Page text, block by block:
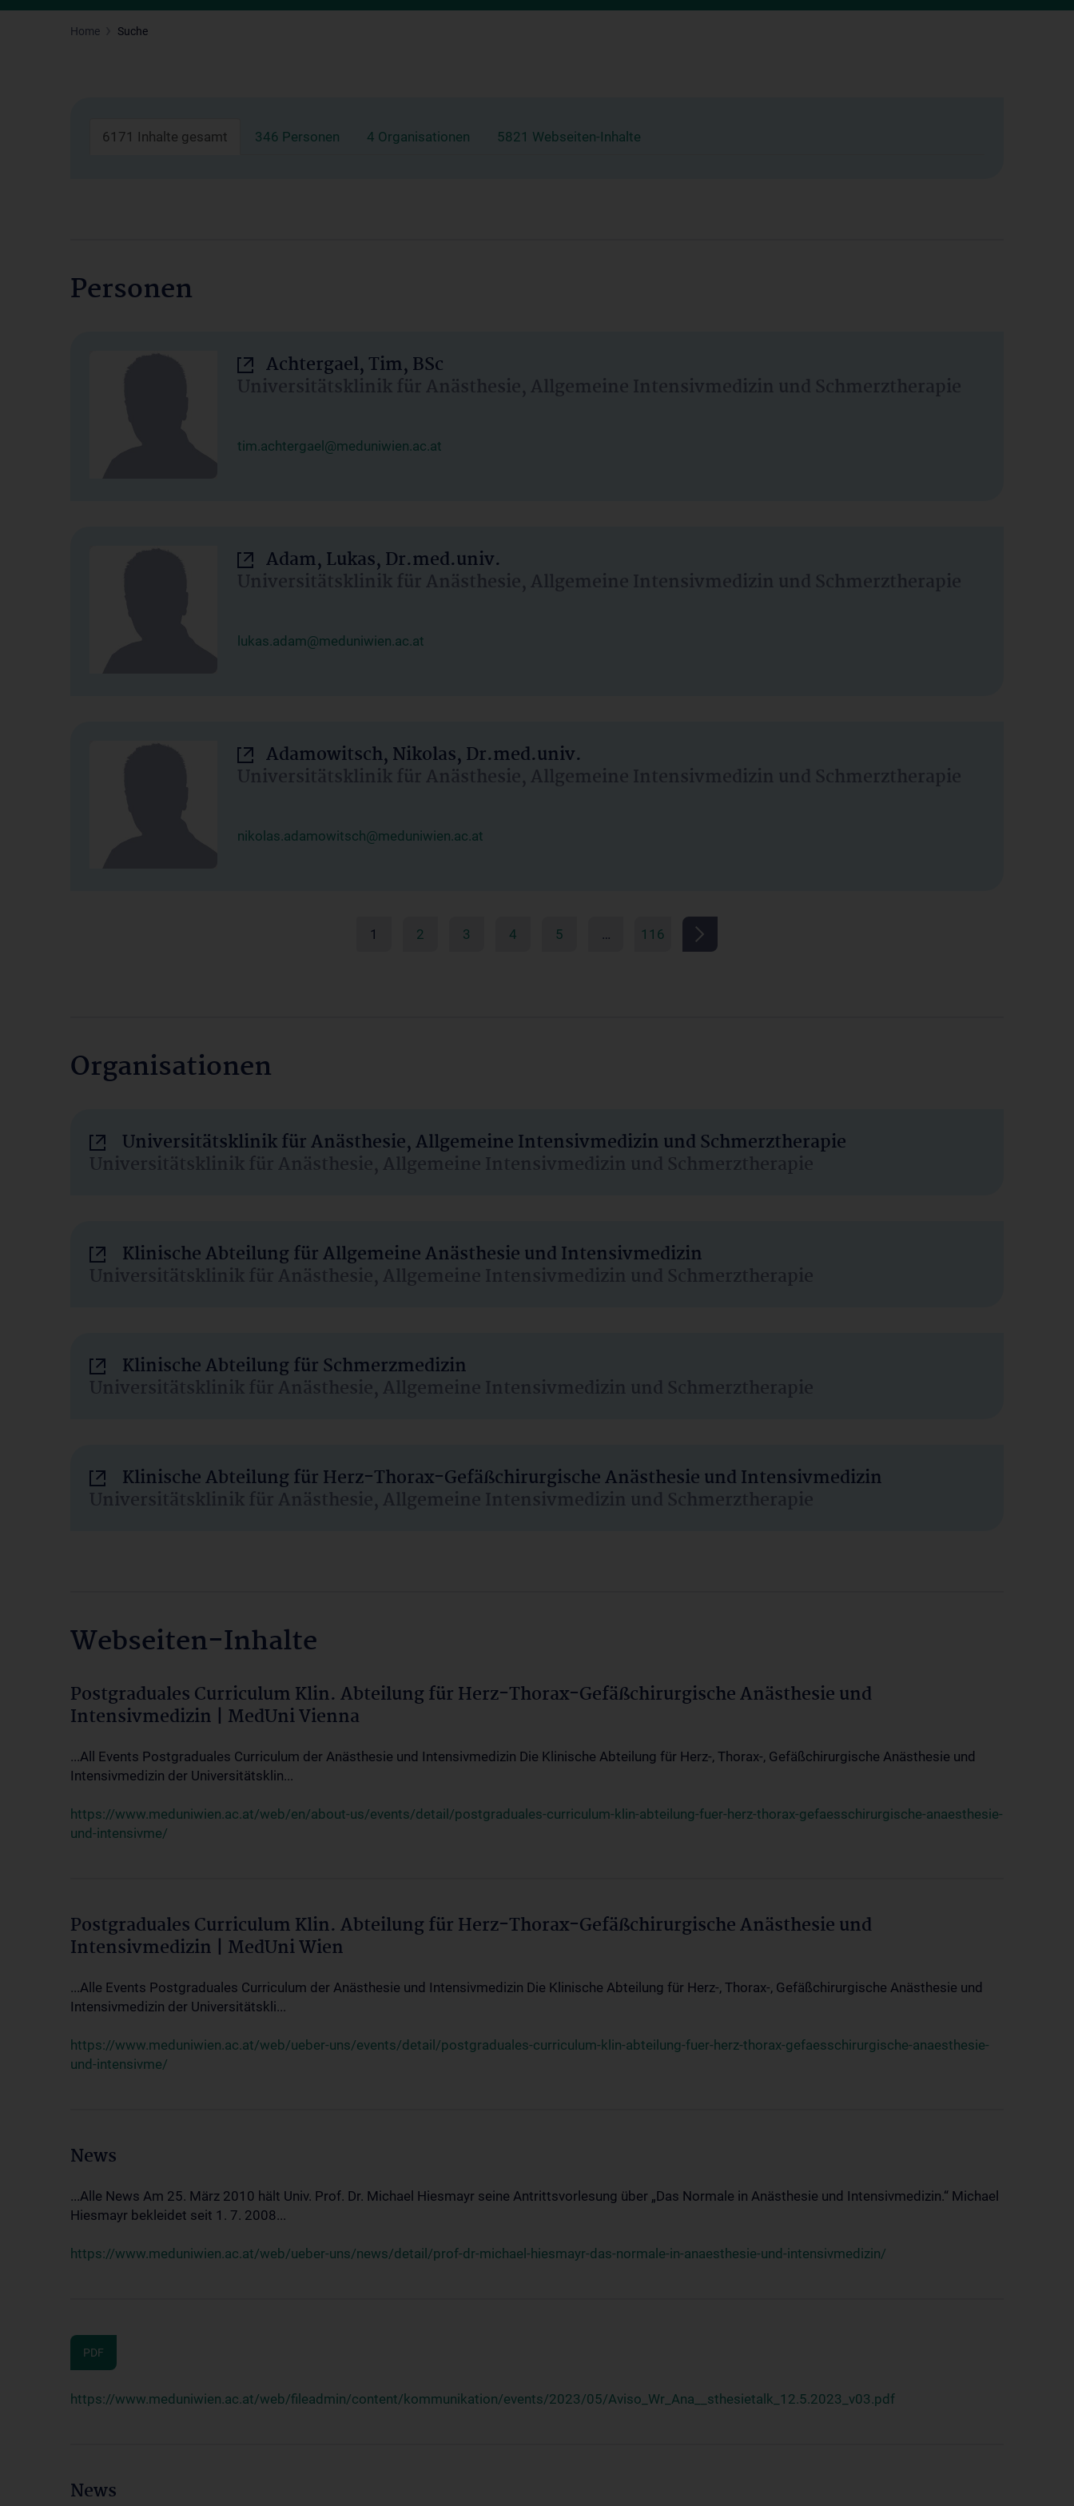
Home Suche
6171 Inhalte gesamt 346 Personen 4 Organisationen 5821 Webseiten-Inhalte
Personen
Achtergael, Tim, BSc
Universitätsklinik für Anästhesie, Allgemeine Intensivmedizin und Schmerztherapie
tim.achtergael@meduniwien.ac.at
Adam, Lukas, Dr.med.univ.
Universitätsklinik für Anästhesie, Allgemeine Intensivmedizin und Schmerztherapie
lukas.adam@meduniwien.ac.at
Adamowitsch, Nikolas, Dr.med.univ.
Universitätsklinik für Anästhesie, Allgemeine Intensivmedizin und Schmerztherapie
nikolas.adamowitsch@meduniwien.ac.at
1 2 3 4 5 … 116
Organisationen
Universitätsklinik für Anästhesie, Allgemeine Intensivmedizin und Schmerztherapie
Universitätsklinik für Anästhesie, Allgemeine Intensivmedizin und Schmerztherapie
Klinische Abteilung für Allgemeine Anästhesie und Intensivmedizin
Universitätsklinik für Anästhesie, Allgemeine Intensivmedizin und Schmerztherapie
Klinische Abteilung für Schmerzmedizin
Universitätsklinik für Anästhesie, Allgemeine Intensivmedizin und Schmerztherapie
Klinische Abteilung für Herz-Thorax-Gefäßchirurgische Anästhesie und Intensivmedizin
Universitätsklinik für Anästhesie, Allgemeine Intensivmedizin und Schmerztherapie
Webseiten-Inhalte
Postgraduales Curriculum Klin. Abteilung für Herz-Thorax-Gefäßchirurgische Anästhesie und
Intensivmedizin | MedUni Vienna
...All Events Postgraduales Curriculum der Anästhesie und Intensivmedizin Die Klinische Abteilung für Herz-, Thorax-, Gefäßchirurgische Anästhesie und
Intensivmedizin der Universitätsklin...
https://www.meduniwien.ac.at/web/en/about-us/events/detail/postgraduales-curriculum-klin-abteilung-fuer-herz-thorax-gefaesschirurgische-anaesthesie-
und-intensivme/
Postgraduales Curriculum Klin. Abteilung für Herz-Thorax-Gefäßchirurgische Anästhesie und
Intensivmedizin | MedUni Wien
...Alle Events Postgraduales Curriculum der Anästhesie und Intensivmedizin Die Klinische Abteilung für Herz-, Thorax-, Gefäßchirurgische Anästhesie und
Intensivmedizin der Universitätskli...
https://www.meduniwien.ac.at/web/ueber-uns/events/detail/postgraduales-curriculum-klin-abteilung-fuer-herz-thorax-gefaesschirurgische-anaesthesie-
und-intensivme/
News
...Alle News Am 25. März 2010 hält Univ. Prof. Dr. Michael Hiesmayr seine Antrittsvorlesung über „Das Normale in Anästhesie und Intensivmedizin.“ Michael
Hiesmayr bekleidet seit 1. 7. 2008...
https://www.meduniwien.ac.at/web/ueber-uns/news/detail/prof-dr-michael-hiesmayr-das-normale-in-anaesthesie-und-intensivmedizin/
PDF
https://www.meduniwien.ac.at/web/fileadmin/content/kommunikation/events/2023/05/Aviso_Wr_Ana__sthesietalk_12.5.2023_v03.pdf
News